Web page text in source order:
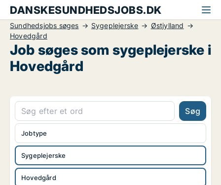
DANSKESUNDHEDSJOBS.DK
Sundhedsjobs søges Sygeplejerske
Østjylland
Hovedgård
Job søges som sygeplejerske i
Hovedgård
Søg
Sygeplejerske
Hovedgård
Jobtype